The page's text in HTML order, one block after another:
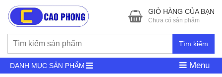
Tìm kiếm
GIỎ HÀNG CỦA BẠN
Chưa có sản phẩm
DANH MỤC SẢN PHẨM Menu